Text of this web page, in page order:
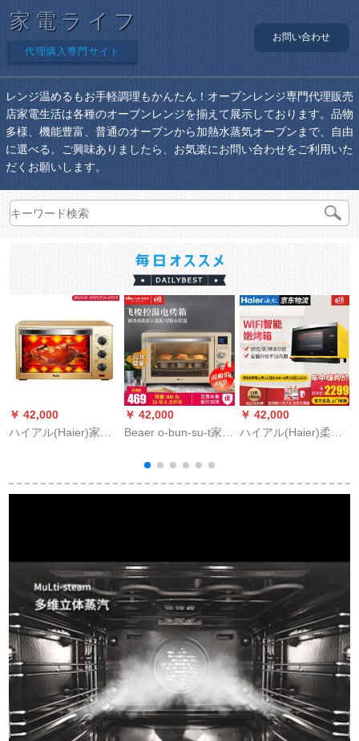
家電ライフ
代理購入専門サイト
お問い合わせ
レンジ温めるもお手軽調理もかんたん！オーブンレンジ専門代理販売
店家電生活は各種のオーブンレンジを揃えて展示しております。品物
多様、機能豊富、普通のオーブンから加熱水蒸気オーブンまで、自由
に選べる。ご興味ありましたら、お気楽にお問い合わせをご利用いた
だくお願いします。
￥ 42,000
ハイアル(Haier)家庭
容量30 Lのホートオ
￥ 42,000
Beaer o-bun-su-t家庭
ョンケムキマシーン
32 L大容量ヒヒトニ
￥ 42,000
ハイアル(Haier)柔ら
ブン大容量電気オブ
しオウ·ブブ28 L XNO
28-YES黄色